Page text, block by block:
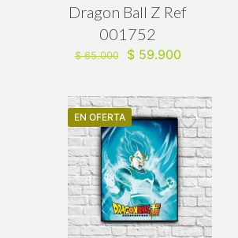
Dragon Ball Z Ref
001752
$65.000
El
era:
$ 65.000.
$59.900El
es:
$ 59.900.
EN OFERTA